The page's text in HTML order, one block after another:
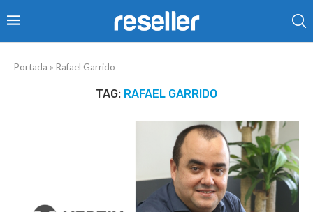
Portada » Rafael Garrido
TAG: RAFAEL GARRIDO